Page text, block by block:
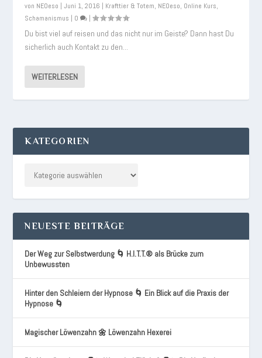
von NEOeso |Juni 1, 2016 | Krafttier & Totem, NEOeso, Online Kurs,
Schamanismus | 0 |
Du bist viel auf reisen und das nicht nur im Geiste? Dann hast Du
sicherlich auch Kontakt zu den...
WEITERLESEN
KATEGORIEN
NEUESTE BEITRÄGE
Der Weg zur Selbstwerdung 🌀 H.I.T.T.® als Brücke zum
Unbewussten
Hinter den Schleiern der Hypnose 🌀 Ein Blick auf die Praxis der
Hypnose 🌀
Magischer Löwenzahn 🌼 Löwenzahn Hexerei